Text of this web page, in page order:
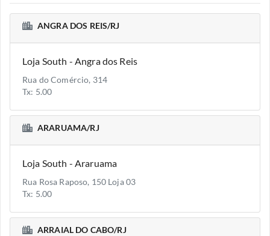
ANGRA DOS REIS/RJ
Loja South - Angra dos Reis
Rua do Comércio, 314
Tx: 5.00
ARARUAMA/RJ
Loja South - Araruama
Rua Rosa Raposo, 150 Loja 03
Tx: 5.00
ARRAIAL DO CABO/RJ